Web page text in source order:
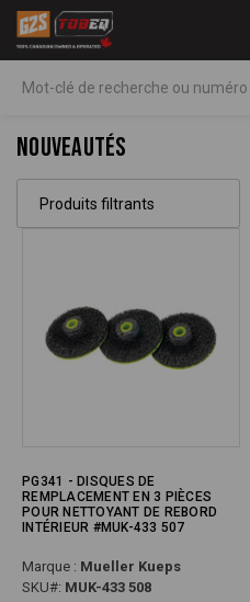
Nouveautés
Produits filtrants
PG341 - DISQUES DE
REMPLACEMENT EN 3 PIÈCES
POUR NETTOYANT DE REBORD
INTÉRIEUR #MUK-433 507
Marque : Mueller Kueps
SKU#: MUK-433 508